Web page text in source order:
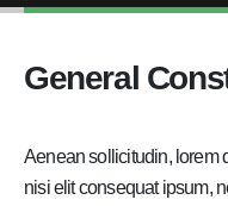
General
Aenean sollicitudin, lorem
nisi elit consequat ipsum,